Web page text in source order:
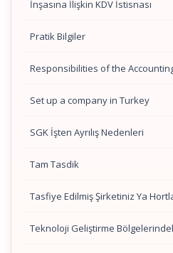
İnşasına İlişkin KDV İstisnası
Pratik Bilgiler
Responsibilities of the
Set up a company in Turkey
SGK İşten Ayrılış Nedenleri
Tam Tasdik
Tasfiye Edilmiş Şirketiniz Ya
Teknoloji Geliştirme